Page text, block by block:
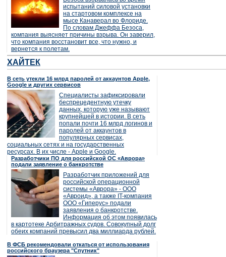
испытаний силовой установки
на стартовом комплексе на
мысе Канаверал во Флориде.
По словам Джеффа Безоса,
компания выясняет причины взрыва. Он заверил,
что компания восстановит все, что нужно, и
вернется к полетам.
ХАЙТЕК
В сеть утекли 16 млрд паролей от аккаунтов Apple,
Google и других сервисов
Специалисты зафиксировали
беспрецедентную утечку
данных, которую уже называют
крупнейшей в истории. В сеть
попали почти 16 млрд логинов и
паролей от аккаунтов в
популярных сервисах,
социальных сетях и на государственных
ресурсах. В их числе - Apple и Google.
Разработчики ПО для российской ОС «Аврора»
подали заявление о банкротстве
Разработчик приложений для
российской операционной
системы «Аврора» - ООО
«Авроид», а также IT-компания
ООО «Гиперус» подали
заявления о банкротстве.
Информация об этом появилась
в картотеке Арбитражных судов. Совокупный долг
обеих компаний превысил два миллиарда рублей.
В ФСБ рекомендовали откаться от использования
российского браузера "Спутник"